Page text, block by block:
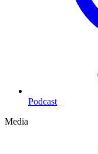
Podcast
Media